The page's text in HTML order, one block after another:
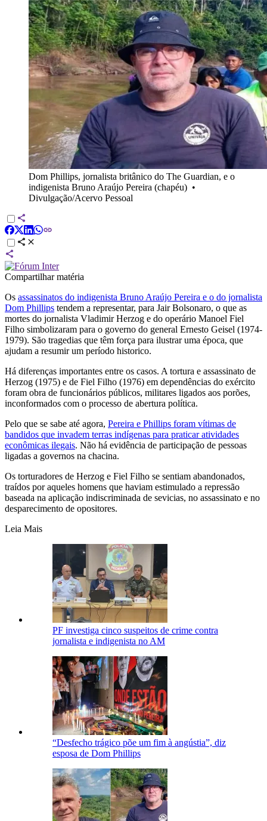
Dom Phillips, jornalista britânico do The Guardian, e o
indigenista Bruno Araújo Pereira (chapéu) •
Divulgação/Acervo Pessoal
Compartilhar matéria
Os assassinatos do indigenista Bruno Araújo Pereira e o do jornalista
Dom Phillips tendem a representar, para Jair Bolsonaro, o que as
mortes do jornalista Vladimir Herzog e do operário Manoel Fiel
Filho simbolizaram para o governo do general Ernesto Geisel (1974-
1979). São tragedias que têm força para ilustrar uma época, que
ajudam a resumir um período historico.
Há diferenças importantes entre os casos. A tortura e assassinato de
Herzog (1975) e de Fiel Filho (1976) em dependências do exército
foram obra de funcionários públicos, militares ligados aos porões,
inconformados com o processo de abertura política.
Pelo que se sabe até agora, Pereira e Phillips foram vítimas de
bandidos que invadem terras indígenas para praticar atividades
econômicas ilegais. Não há evidência de participação de pessoas
ligadas a governos na chacina.
Os torturadores de Herzog e Fiel Filho se sentiam abandonados,
traídos por aqueles homens que haviam estimulado a repressão
baseada na aplicação indiscriminada de sevicias, no assassinato e no
desparecimento de opositores.
Leia Mais
PF investiga cinco suspeitos de crime contra
jornalista e indigenista no AM
“Desfecho trágico põe um fim à angústia”, diz
esposa de Dom Phillips